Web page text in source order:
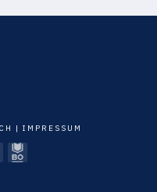
| IMPRESSUM